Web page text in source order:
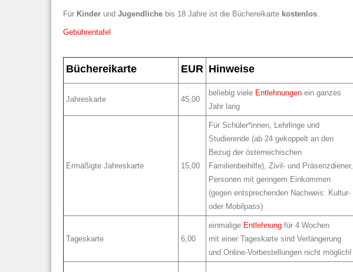
Für Kinder und Jugendliche bis 18 Jahre ist die Büchereikarte kostenlos.
Gebührentafel
Büchereikarte EUR Hinweise
Jahreskarte 45,00
beliebig viele Entlehnungen ein ganzes
Jahr lang
Ermäßigte Jahreskarte 15,00
Für Schüler*innen, Lehrlinge und
Studierende (ab 24 gekoppelt an den
Bezug der österreichischen
Familienbeihilfe), Zivil- und Präsenzdiener,
Personen mit geringem Einkommen
(gegen entsprechenden Nachweis: Kultur-
oder Mobilpass)
Tageskarte 6,00
einmalige Entlehnung für 4 Wochen
mit einer Tageskarte sind Verlängerung
und Online-Vorbestellungen nicht möglich!